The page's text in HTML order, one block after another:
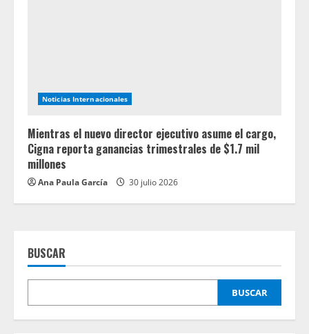
Noticias Internacionales
Mientras el nuevo director ejecutivo asume el cargo,
Cigna reporta ganancias trimestrales de $1.7 mil
millones
Ana Paula García 30 julio 2026
BUSCAR
BUSCAR